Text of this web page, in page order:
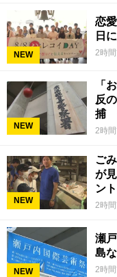
NEW
恋
日
2時
NEW
「
反
捕
2時
NEW
ご
が
ン
2時
NEW
瀬
島
2時